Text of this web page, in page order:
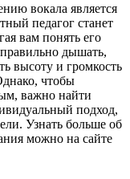
вокала является
педагог станет
вам понять его
дышать,
высоту и громкость
чтобы
важно найти
подход,
Узнать больше об
можно на сайте